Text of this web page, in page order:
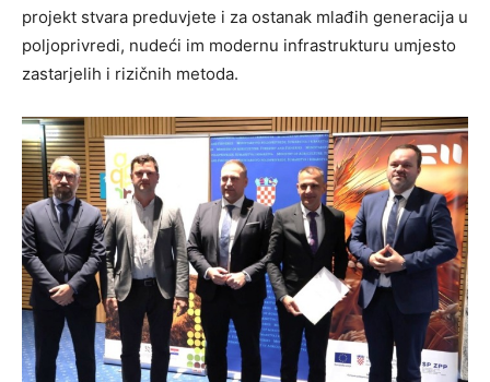
projekt stvara preduvjete i za ostanak mlađih generacija u
poljoprivredi, nudeći im modernu infrastrukturu umjesto
zastarjelih i rizičnih metoda.